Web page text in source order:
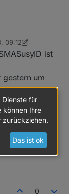
(der
werden).
wird gar nicht
09:12
ist
um
aktualisiert
60 sec
0
Dienste für
können Ihre
zurückziehen.
Das ist ok